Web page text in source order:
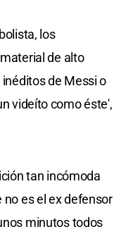
los
de alto
de Messi o
videíto como éste',
tan incómoda
es el ex defensor
minutos todos